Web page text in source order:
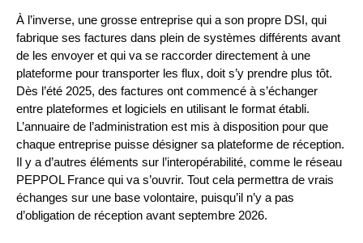
À l’inverse, une grosse entreprise qui a son propre DSI, qui
fabrique ses factures dans plein de systèmes différents avant
de les envoyer et qui va se raccorder directement à une
plateforme pour transporter les flux, doit s’y prendre plus tôt.
Dès l’été 2025, des factures ont commencé à s’échanger
entre plateformes et logiciels en utilisant le format établi.
L’annuaire de l’administration est mis à disposition pour que
chaque entreprise puisse désigner sa plateforme de réception.
Il y a d’autres éléments sur l’interopérabilité, comme le réseau
PEPPOL France qui va s’ouvrir. Tout cela permettra de vrais
échanges sur une base volontaire, puisqu’il n’y a pas
d’obligation de réception avant septembre 2026.